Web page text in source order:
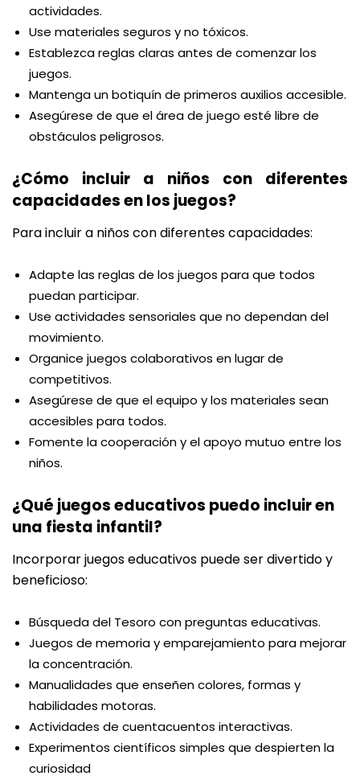
actividades.
Use materiales seguros y no tóxicos.
Establezca reglas claras antes de comenzar los
juegos.
Mantenga un botiquín de primeros auxilios accesible.
Asegúrese de que el área de juego esté libre de
obstáculos peligrosos.
¿Cómo incluir a niños con diferentes
capacidades en los juegos?
Para incluir a niños con diferentes capacidades:
Adapte las reglas de los juegos para que todos
puedan participar.
Use actividades sensoriales que no dependan del
movimiento.
Organice juegos colaborativos en lugar de
competitivos.
Asegúrese de que el equipo y los materiales sean
accesibles para todos.
Fomente la cooperación y el apoyo mutuo entre los
niños.
¿Qué juegos educativos puedo incluir en
una fiesta infantil?
Incorporar juegos educativos puede ser divertido y
beneficioso:
Búsqueda del Tesoro con preguntas educativas.
Juegos de memoria y emparejamiento para mejorar
la concentración.
Manualidades que enseñen colores, formas y
habilidades motoras.
Actividades de cuentacuentos interactivas.
Experimentos científicos simples que despierten la
curiosidad